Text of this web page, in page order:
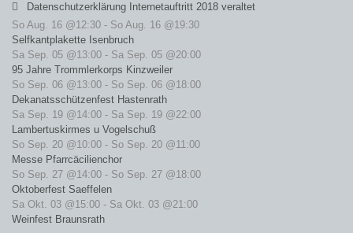
Datenschutzerklärung Internetauftritt 2018 veraltet
So Aug. 16 @12:30 - So Aug. 16 @19:30
Selfkantplakette Isenbruch
Sa Sep. 05 @13:00 - Sa Sep. 05 @20:00
95 Jahre Trommlerkorps Kinzweiler
So Sep. 06 @13:00 - So Sep. 06 @18:00
Dekanatsschützenfest Hastenrath
Sa Sep. 19 @14:00 - Sa Sep. 19 @22:00
Lambertuskirmes u Vogelschuß
So Sep. 20 @10:00 - So Sep. 20 @11:00
Messe Pfarrcäcilienchor
So Sep. 27 @14:00 - So Sep. 27 @18:00
Oktoberfest Saeffelen
Sa Okt. 03 @15:00 - Sa Okt. 03 @21:00
Weinfest Braunsrath